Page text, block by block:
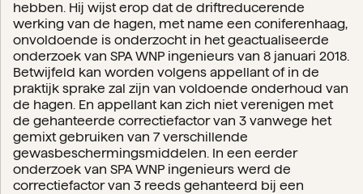
hebben. Hij wijst erop dat de driftreducerende
werking van de hagen, met name een coniferenhaag,
onvoldoende is onderzocht in het geactualiseerde
onderzoek van SPA WNP ingenieurs van 8 januari 2018.
Betwijfeld kan worden volgens appellant of in de
praktijk sprake zal zijn van voldoende onderhoud van
de hagen. En appellant kan zich niet verenigen met
de gehanteerde correctiefactor van 3 vanwege het
gemixt gebruiken van 7 verschillende
gewasbeschermingsmiddelen. In een eerder
onderzoek van SPA WNP ingenieurs werd de
correctiefactor van 3 reeds gehanteerd bij een